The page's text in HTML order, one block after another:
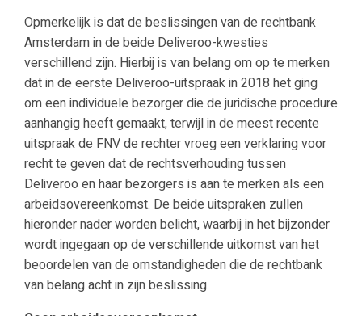
Opmerkelijk is dat de beslissingen van de rechtbank
Amsterdam in de beide Deliveroo-kwesties
verschillend zijn. Hierbij is van belang om op te merken
dat in de eerste Deliveroo-uitspraak in 2018 het ging
om een individuele bezorger die de juridische procedure
aanhangig heeft gemaakt, terwijl in de meest recente
uitspraak de FNV de rechter vroeg een verklaring voor
recht te geven dat de rechtsverhouding tussen
Deliveroo en haar bezorgers is aan te merken als een
arbeidsovereenkomst. De beide uitspraken zullen
hieronder nader worden belicht, waarbij in het bijzonder
wordt ingegaan op de verschillende uitkomst van het
beoordelen van de omstandigheden die de rechtbank
van belang acht in zijn beslissing.